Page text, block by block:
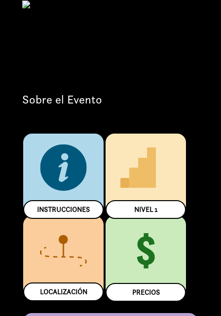
Sobre el Evento
INSTRUCCIONES NIVEL1
LOCALIZACIÓN
$
PRECIOS